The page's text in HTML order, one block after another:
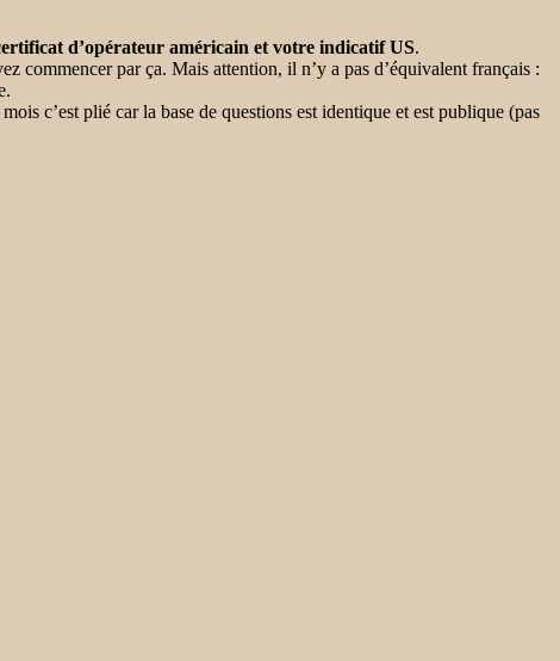
d’opérateur américain et votre indicatif US.
commencer par ça. Mais attention, il n’y a pas d’équivalent français :
c’est plié car la base de questions est identique et est publique (pas